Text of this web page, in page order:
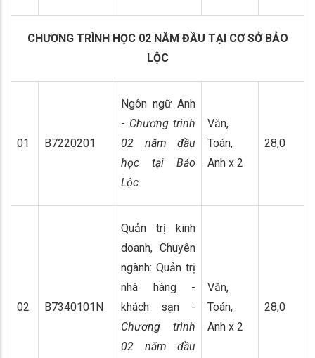
CHƯƠNG TRÌNH HỌC 02 NĂM ĐẦU TẠI CƠ SỞ BẢO
LỘC
01 B7220201
Ngôn ngữ Anh
- Chương trình
02 năm đầu
học tại Bảo
Lộc
Văn,
Toán,
Anh x 2
28,0
02 B7340101N
Quản trị kinh
doanh, Chuyên
ngành: Quản trị
nhà hàng -
khách sạn -
Chương trình
02 năm đầu
Văn,
Toán,
Anh x 2
28,0